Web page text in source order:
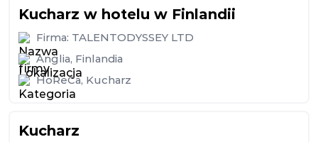
Kucharz w hotelu w Finlandii
Firma: TALENTODYSSEY LTD
Anglia, Finlandia
HoReCa, Kucharz
Kucharz